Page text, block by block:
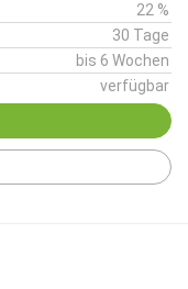
22 %
30 Tage
bis 6 Wochen
verfügbar